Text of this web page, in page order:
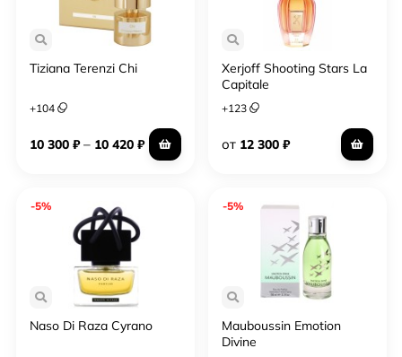
Tiziana Terenzi Chi
+104
10 300 ₽– 10 420 ₽
Xerjoff Shooting Stars La
Capitale
+123
от 12 300 ₽
-5%
Naso Di Raza Cyrano
-5%
Mauboussin Emotion
Divine